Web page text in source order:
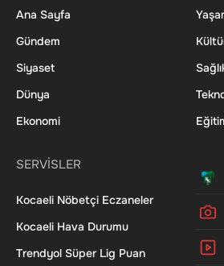
Ana Sayfa
Gündem
Siyaset
Dünya
Ekonomi
SERVİSLER
Kocaeli Nöbetçi Eczaneler
Kocaeli Hava Durumu
Trendyol Süper Lig Puan